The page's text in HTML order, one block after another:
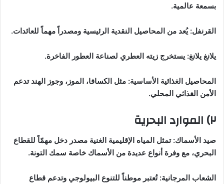
بسمعة عالمية.
القرنفل: يُعد من المحاصيل النقدية الرئيسية ومصدراً مهماً للعائدات.
يلانغ يلانغ: يستخرج زيته العطري لصناعة العطور الفاخرة.
المحاصيل الغذائية الأساسية: مثل الكسافا، الموز، وجوز الهند تدعم
الأمن الغذائي المحلي.
٢) الموارد البحرية
صيد الأسماك: تمثل المياه الإقليمية الغنية مصدر دخل مهمّاً للقطاع
البحري، مع وفرة أنواع عديدة من الأسماك خاصة سمك التونة.
الشعاب المرجانية: تُعتبر موطناً للتنوع البيولوجي وتدعم قطاع